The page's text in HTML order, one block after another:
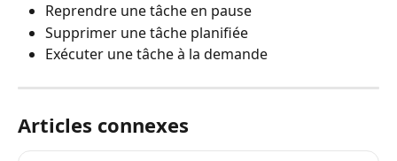
Reprendre une tâche en pause
Supprimer une tâche planifiée
Exécuter une tâche à la demande
Articles connexes